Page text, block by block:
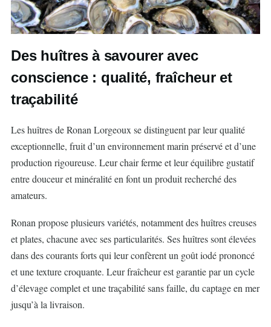
Des huîtres à savourer avec
conscience : qualité, fraîcheur et
traçabilité
Les huîtres de Ronan Lorgeoux se distinguent par leur qualité
exceptionnelle, fruit d’un environnement marin préservé et d’une
production rigoureuse. Leur chair ferme et leur équilibre gustatif
entre douceur et minéralité en font un produit recherché des
amateurs.
Ronan propose plusieurs variétés, notamment des huîtres creuses
et plates, chacune avec ses particularités. Ses huîtres sont élevées
dans des courants forts qui leur confèrent un goût iodé prononcé
et une texture croquante. Leur fraîcheur est garantie par un cycle
d’élevage complet et une traçabilité sans faille, du captage en mer
jusqu’à la livraison.